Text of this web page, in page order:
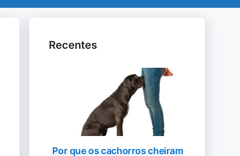
Recentes
Por que os cachorros cheiram